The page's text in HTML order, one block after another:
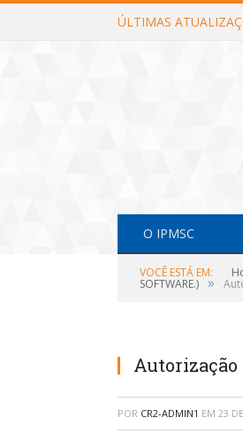
ÚLTIMAS
O IPMSC
VOCÊ ESTÁ EM:
SOFTWARE.) »
Autorização
POR CR2-ADMIN1 EM 23